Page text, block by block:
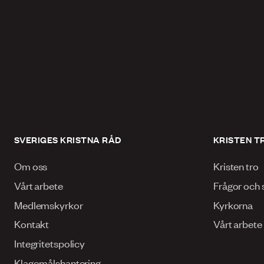
SVERIGES KRISTNA RÅD
Om oss
Vårt arbete
Medlemskyrkor
Kontakt
Integritetspolicy
KRISTEN
Kristen tro
Frågor och
Kyrkorna
Vårt arbete